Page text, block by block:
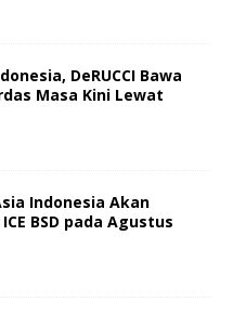
DeRUCCI Bawa
Masa Kini Lewat
Indonesia Akan
BSD pada Agustus